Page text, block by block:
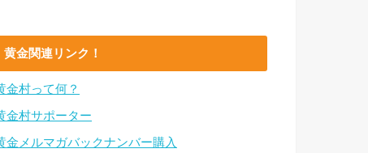
黄金関連リンク！
金村って何？
金村サポーター
金メルマガバックナンバー購入